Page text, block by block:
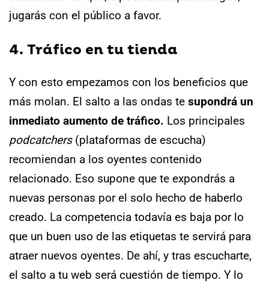
jugarás con el público a favor.
4. Tráfico en tu tienda
Y con esto empezamos con los beneficios que
más molan. El salto a las ondas te supondrá un
inmediato aumento de tráfico. Los principales
podcatchers(plataformas de escucha)
recomiendan a los oyentes contenido
relacionado. Eso supone que te expondrás a
nuevas personas por el solo hecho de haberlo
creado. La competencia todavía es baja por lo
que un buen uso de las etiquetas te servirá para
atraer nuevos oyentes. De ahí, y tras escucharte,
el salto a tu web será cuestión de tiempo. Y lo